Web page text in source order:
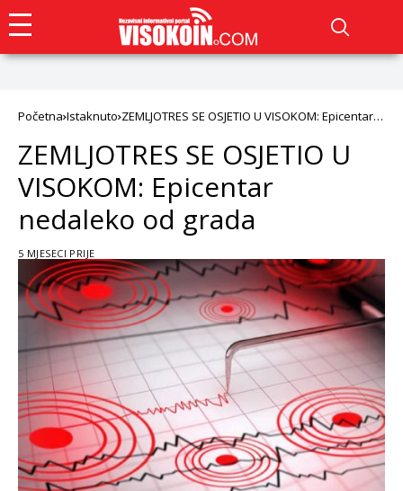
Početna Istaknuto ZEMLJOTRES SE OSJETIO U VISOKOM: Epicentar
ZEMLJOTRES SE OSJETIO U
VISOKOM: Epicentar
nedaleko od grada
5 MJESECI PRIJE